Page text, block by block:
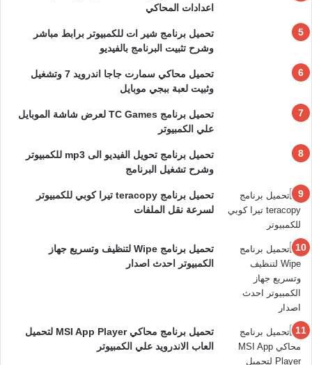
اعدادات المحاكي
تحميل برنامج شير ات للكمبيوتر برابط مباشر
وشرح تثبيت البرنامج بالفيديو
تحميل محاكي سمارت جاجا اندرويد 7 وتشغيل
وثبيت لعبة ببجي موبايل
تحميل برنامج TC Games لعرض شاشة الموبايل
علي الكمبيوتر
تحميل برنامج تحويل الفيديو الى mp3 للكمبيوتر
وشرح تشغيل البرنامج
تحميل برنامج teracopy تيرا كوبي للكمبيوتر
لسرعة نقل الملفات
تحميل برنامج Wipe لتنظيف وتسريع جهاز
الكمبيوتر احدث اصدار
تحميل برنامج محاكي MSI App Player لتحميل
العاب الاندرويد علي الكمبيوتر